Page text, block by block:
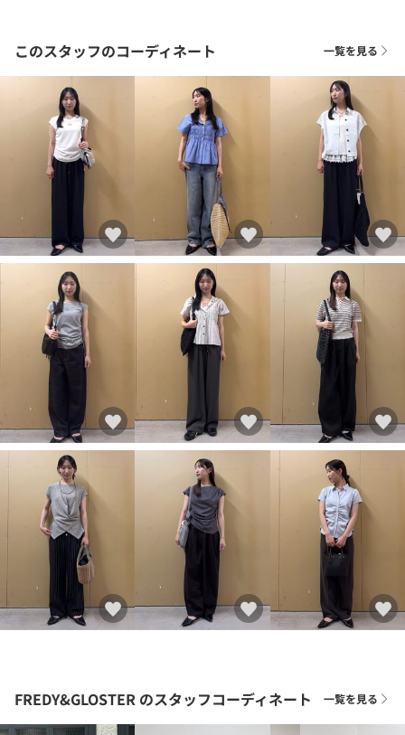
このスタッフのコーディネート 一覧を見る
FREDY&GLOSTER のスタッフコーディネート 一覧を見る